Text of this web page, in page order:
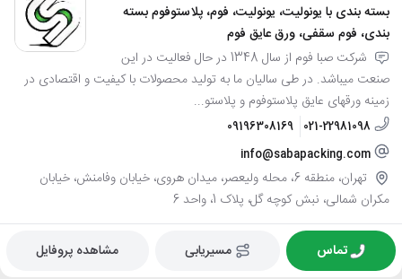
بسته بندی با یونولیت، یونولیت، فوم، پلاستوفوم بسته
بندی، فوم سقفی، ورق عایق فوم
شرکت صبا فوم از سال 1348 در حال فعالیت در این
صنعت میباشد. در طی سالیان ما به تولید محصولات با کیفیت و اقتصادی در
زمینه ورقهای عایق پلاستوفوم و پلاستو...
021-22981098
09196308169
info@sabapacking.com
تهران، منطقه 6، محله ولیعصر، میدان هروی، خیابان وفامنش، خیابان
مکران شمالی، نبش کوچه گل، پلاک 1، واحد 6
تماس مسیریابی مشاهده پروفایل